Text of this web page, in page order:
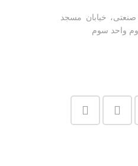
صنعتی، خیابان مسجد
واحد سوم